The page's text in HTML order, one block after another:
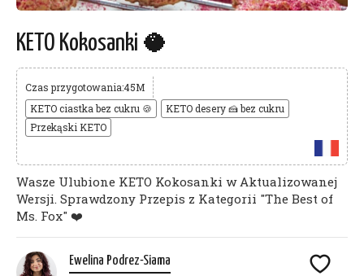
KETO Kokosanki 🥥
Czas przygotowania:45M
KETO ciastka bez cukru 🍪
KETO desery 🍰 bez cukru
Przekąski KETO
Wasze Ulubione KETO Kokosanki w Aktualizowanej
Wersji. Sprawdzony Przepis z Kategorii "The Best of
Ms. Fox" ❤️
Ewelina Podrez-Siama